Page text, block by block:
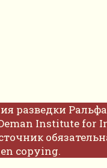
разведки
Institute for
copying.